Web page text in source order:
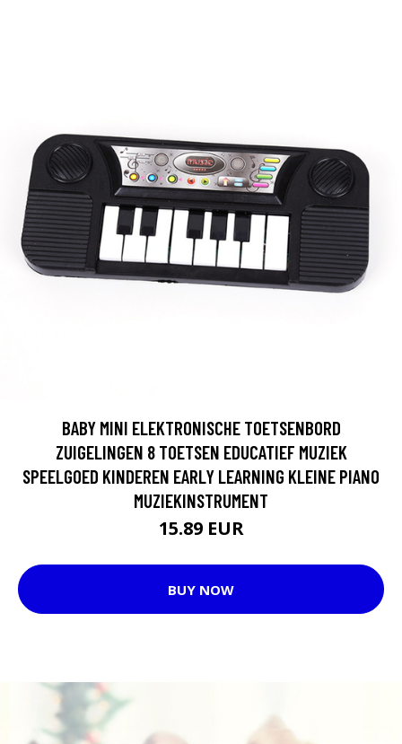
BABY MINI ELEKTRONISCHE TOETSENBORD
ZUIGELINGEN 8 TOETSEN EDUCATIEF MUZIEK
SPEELGOED KINDEREN EARLY LEARNING KLEINE PIANO
MUZIEKINSTRUMENT
15.89 EUR
BUY NOW